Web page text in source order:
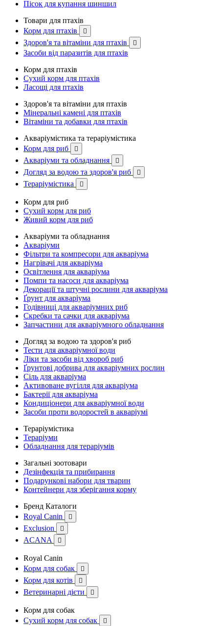
Пісок для купання шиншил
Товари для птахів
Корм для птахів

Здоров'я та вітаміни для птахів 
Засоби від паразитів для птахів
Корм для птахів
Сухий корм для птахів
Ласощі для птахів
Здоров'я та вітаміни для птахів
Мінеральні камені для птахів
Вітаміни та добавки для птахів
Акваріумістика та тераріумістика
Корм для риб

Акваріуми та обладнання 
Догляд за водою та здоров'я риб 
Тераріумістика 
Корм для риб
Сухий корм для риб
Живий корм для риб
Акваріуми та обладнання
Акваріуми
Фільтри та компресори для акваріума
Нагрівачі для акваріума
Освітлення для акваріума
Помпи та насоси для акваріума
Декорації та штучні рослини для акваріума
Ґрунт для акваріума
Годівниці для акваріумних риб
Скребки та сачки для акваріума
Запчастини для акваріумного обладнання
Догляд за водою та здоров'я риб
Тести для акваріумної води
Ліки та засоби від хвороб риб
Ґрунтові добрива для акваріумних рослин
Сіль для акваріума
Активоване вугілля для акваріума
Бактерії для акваріума
Кондиціонери для акваріумної води
Засоби проти водоростей в акваріумі
Тераріумістика
Тераріуми
Обладнання для тераріумів
Загальні зоотовари
Дезінфекція та прибирання
Подарункові набори для тварин
Контейнери для зберігання корму
Бренд Каталоги
Royal Canin

Exclusion 
ACANA 
Royal Canin
Корм для собак

Корм для котів 
Ветеринарні дієти 
Корм для собак
Сухий корм для собак
